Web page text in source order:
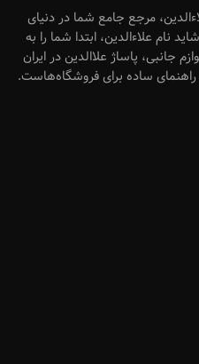
مرجع جامع شما در دنیای
نام علاءالدین، ابتدا شما را به
جانبی، پاساژ علاالدین در ایران
راهنمای ساده برای فروشگاه‌هاست.